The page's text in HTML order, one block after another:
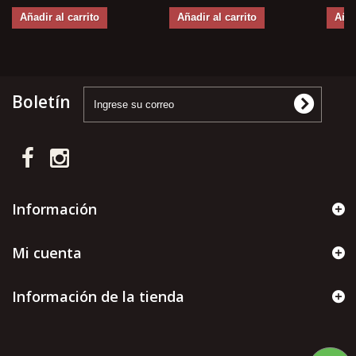
Añadir al carrito Añadir al carrito
Boletín
Información
Mi cuenta
Información de la tienda